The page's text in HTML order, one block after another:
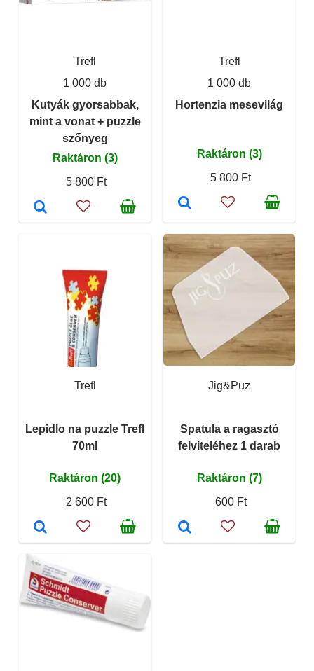
Trefl
1 000 db
Kutyák gyorsabbak,
mint a vonat + puzzle
szőnyeg
Raktáron (3)
5 800 Ft
Trefl
1 000 db
Hortenzia mesevilág
Raktáron (3)
5 800 Ft
Trefl
Lepidlo na puzzle Trefl
70ml
Raktáron (20)
2 600 Ft
Jig&Puz
Spatula a ragasztó
felviteléhez 1 darab
Raktáron (7)
600 Ft